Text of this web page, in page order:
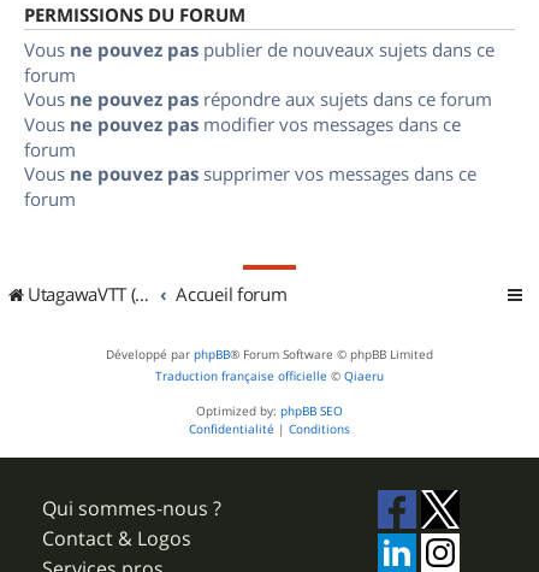
PERMISSIONS DU FORUM
Vous ne pouvez pas publier de nouveaux sujets dans ce
forum
Vous ne pouvez pas répondre aux sujets dans ce forum
Vous ne pouvez pas modifier vos messages dans ce
forum
Vous ne pouvez pas supprimer vos messages dans ce
forum
UtagawaVTT (Randos VTT et VTTAE avec traces GPS) Accueil forum
Développé par phpBB® Forum Software © phpBB Limited
Traduction française officielle © Qiaeru
Optimized by: phpBB SEO
Confidentialité | Conditions
Qui sommes-nous ?
Contact & Logos